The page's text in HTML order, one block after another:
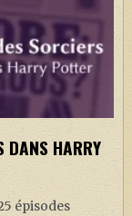
DANS HARRY
épisodes